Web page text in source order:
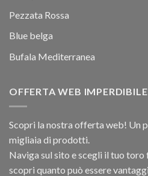
Pezzata Rossa
Blue belga
Bufala Mediterranea
OFFERTA WEB IMPERDIBILE
Scopri la nostra offerta web! Un
migliaia di prodotti.
Naviga sul sito e scegli il tuo
scopri quanto può essere